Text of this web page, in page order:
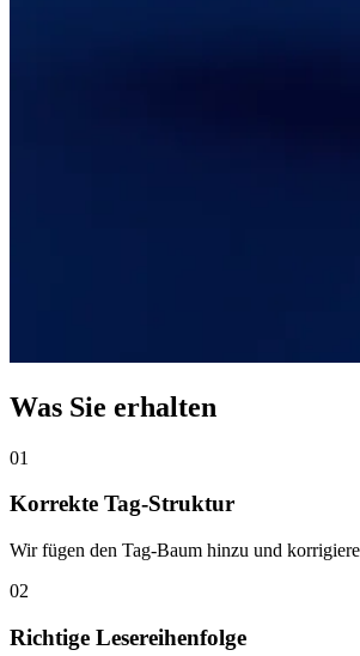
Was Sie erhalten
01
Korrekte Tag-Struktur
Wir fügen den Tag-Baum hinzu und
02
Richtige Lesereihenfolge